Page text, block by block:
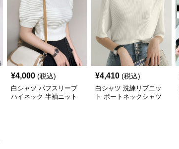
¥4,000 (税込)
白シャツ パフスリーブ
ハイネック 半袖ニット
¥4,410 (税込)
白シャツ 洗練リブニッ
ト ボートネックシャツ